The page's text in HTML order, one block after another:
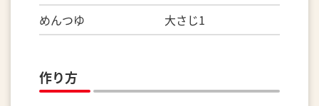
めんつゆ 大さじ1
作り方